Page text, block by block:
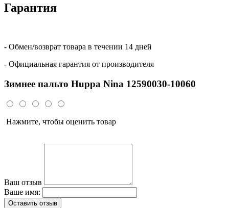
Гарантия
- Обмен/возврат товара в течении 14 дней
- Официальная гарантия от производителя
Зимнее пальто Huppa Nina 12590030-10060
Нажмите, чтобы оценить товар
Ваш отзыв
Ваше имя:
Оставить отзыв